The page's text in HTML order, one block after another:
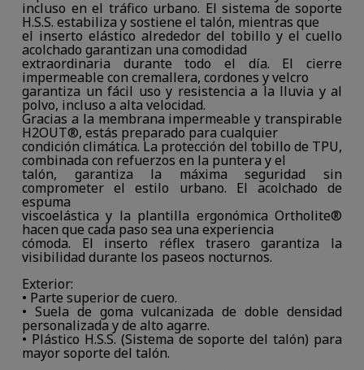
incluso en el tráfico urbano. El sistema de soporte
H.S.S. estabiliza y sostiene el talón, mientras que
el inserto elástico alrededor del tobillo y el cuello
acolchado garantizan una comodidad
extraordinaria durante todo el día. El cierre
impermeable con cremallera, cordones y velcro
garantiza un fácil uso y resistencia a la lluvia y al
polvo, incluso a alta velocidad.
Gracias a la membrana impermeable y transpirable
H2OUT®, estás preparado para cualquier
condición climática. La protección del tobillo de TPU,
combinada con refuerzos en la puntera y el
talón, garantiza la máxima seguridad sin
comprometer el estilo urbano. El acolchado de
espuma
viscoelástica y la plantilla ergonómica Ortholite®
hacen que cada paso sea una experiencia
cómoda. El inserto réflex trasero garantiza la
visibilidad durante los paseos nocturnos.
Exterior:
• Parte superior de cuero.
• Suela de goma vulcanizada de doble densidad
personalizada y de alto agarre.
• Plástico H.S.S. (Sistema de soporte del talón) para
mayor soporte del talón.